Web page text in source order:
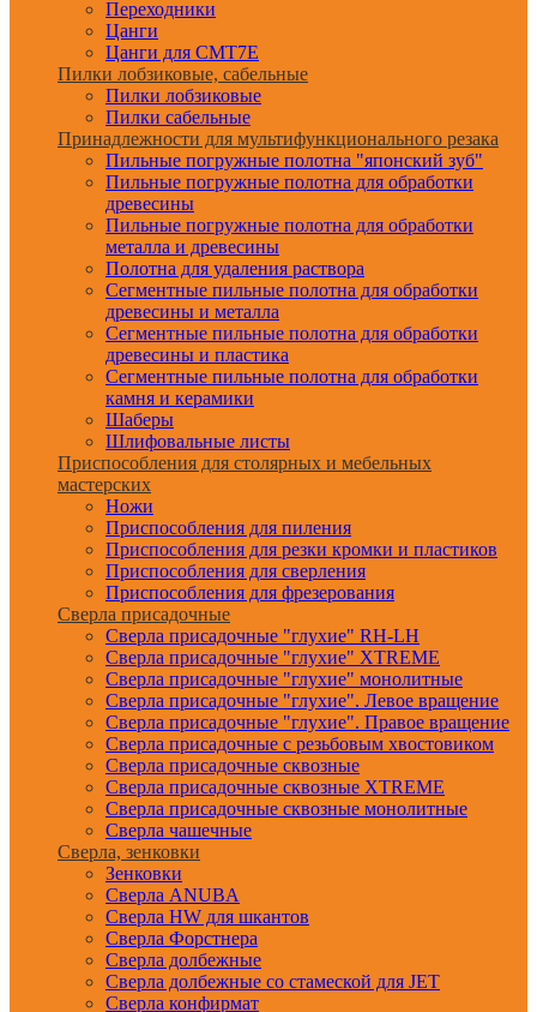
Переходники
Цанги
Цанги для CMT7E
Пилки лобзиковые, сабельные
Пилки лобзиковые
Пилки сабельные
Принадлежности для мультифункционального резака
Пильные погружные полотна "японский зуб"
Пильные погружные полотна для обработки
древесины
Пильные погружные полотна для обработки
металла и древесины
Полотна для удаления раствора
Сегментные пильные полотна для обработки
древесины и металла
Сегментные пильные полотна для обработки
древесины и пластика
Сегментные пильные полотна для обработки
камня и керамики
Шаберы
Шлифовальные листы
Приспособления для столярных и мебельных
мастерских
Ножи
Приспособления для пиления
Приспособления для резки кромки и пластиков
Приспособления для сверления
Приспособления для фрезерования
Сверла присадочные
Сверла присадочные "глухие" RH-LH
Сверла присадочные "глухие" XTREME
Сверла присадочные "глухие" монолитные
Сверла присадочные "глухие". Левое вращение
Сверла присадочные "глухие". Правое вращение
Сверла присадочные с резьбовым хвостовиком
Сверла присадочные сквозные
Сверла присадочные сквозные XTREME
Сверла присадочные сквозные монолитные
Сверла чашечные
Сверла, зенковки
Зенковки
Сверла ANUBA
Сверла HW для шкантов
Сверла Форстнера
Сверла долбежные
Сверла долбежные со стамеской для JET
Сверла конфирмат